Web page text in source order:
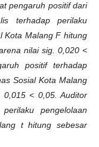
pengaruh positif dari
terhadap perilaku
Kota MalangF hitung
nilai sig. 0,020 <
positif terhadap
Sosial Kota Malang
0,015 < 0,05. Auditor
pengelolaan
t hitung sebesar